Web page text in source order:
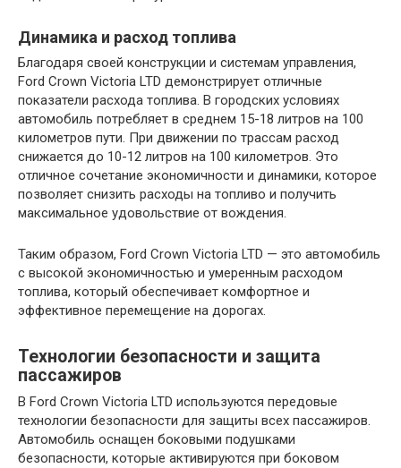
Динамика и расход топлива
Благодаря своей конструкции и системам управления,
Ford Crown Victoria LTD демонстрирует отличные
показатели расхода топлива. В городских условиях
автомобиль потребляет в среднем 15-18 литров на 100
километров пути. При движении по трассам расход
снижается до 10-12 литров на 100 километров. Это
отличное сочетание экономичности и динамики, которое
позволяет снизить расходы на топливо и получить
максимальное удовольствие от вождения.
Таким образом, Ford Crown Victoria LTD — это автомобиль
с высокой экономичностью и умеренным расходом
топлива, который обеспечивает комфортное и
эффективное перемещение на дорогах.
Технологии безопасности и защита
пассажиров
В Ford Crown Victoria LTD используются передовые
технологии безопасности для защиты всех пассажиров.
Автомобиль оснащен боковыми подушками
безопасности, которые активируются при боковом